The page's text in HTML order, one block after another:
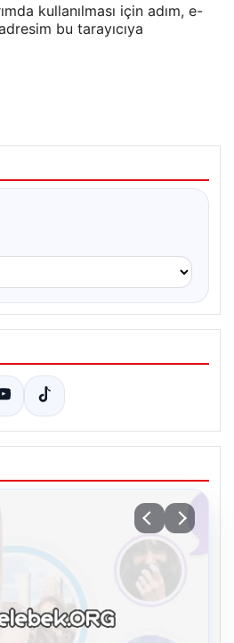
kullanılması için adım, e-
bu tarayıcıya